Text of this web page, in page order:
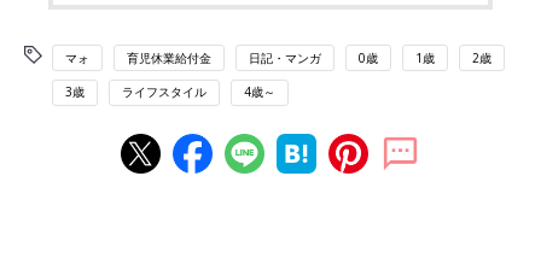
マォ 育児休業給付金 日記・マンガ 0歳 1歳 2歳
3歳 ライフスタイル 4歳～